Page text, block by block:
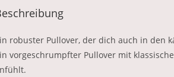
robuster Pullover, der dich auch in den
vorgeschrumpfter Pullover mit